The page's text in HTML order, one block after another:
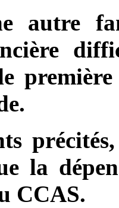
autre
la
CCAS.